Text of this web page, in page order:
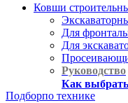
Ковши
Для
Для
Руководство
Как
Подборпо технике